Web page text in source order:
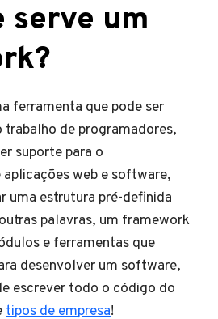
serve um
ferramenta que pode ser
trabalho de programadores,
suporte para o
web e software,
uma estrutura pré-definida
palavras, um framework
e ferramentas que
desenvolver um software,
escrever todo o código do
tipos de empresa!